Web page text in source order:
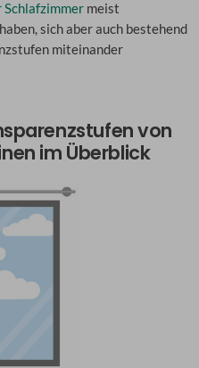
Schlafzimmer meist
sich aber auch bestehend
miteinander
von
im Überblick